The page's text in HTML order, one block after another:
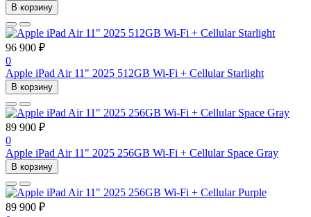
В корзину
96 900 ₽
0
Apple iPad Air 11" 2025 512GB Wi-Fi + Cellular Starlight
В корзину
89 900 ₽
0
Apple iPad Air 11" 2025 256GB Wi-Fi + Cellular Space Gray
В корзину
89 900 ₽